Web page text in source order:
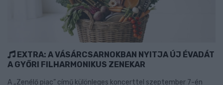
EXTRA: A VÁSÁRCSARNOKBAN NYITJA ÚJ ÉVADÁT
A GYŐRI FILHARMONIKUS ZENEKAR
A „Zenélő piac” című különleges koncerttel szeptember 7-én